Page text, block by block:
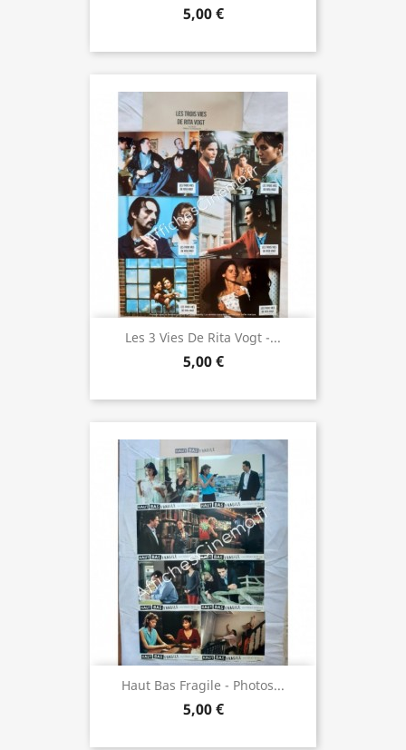
5,00 €
Les 3 Vies De Rita Vogt -...
5,00 €
Haut Bas Fragile - Photos...
5,00 €